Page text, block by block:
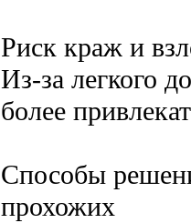
Риск краж и
Из-за легкого
более
Способы
прохожих